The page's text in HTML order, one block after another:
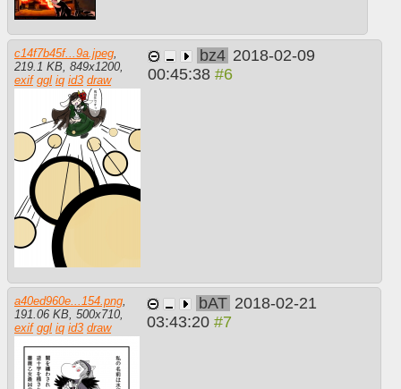
c14f7b45f...9a.jpeg,
219.1 KB, 849x1200,
exif ggl iq id3 draw
bz4 2018-02-09
00:45:38
a40ed960e...154.png,
191.06 KB, 500x710,
exif ggl iq id3 draw
bAT 2018-02-21
03:43:20